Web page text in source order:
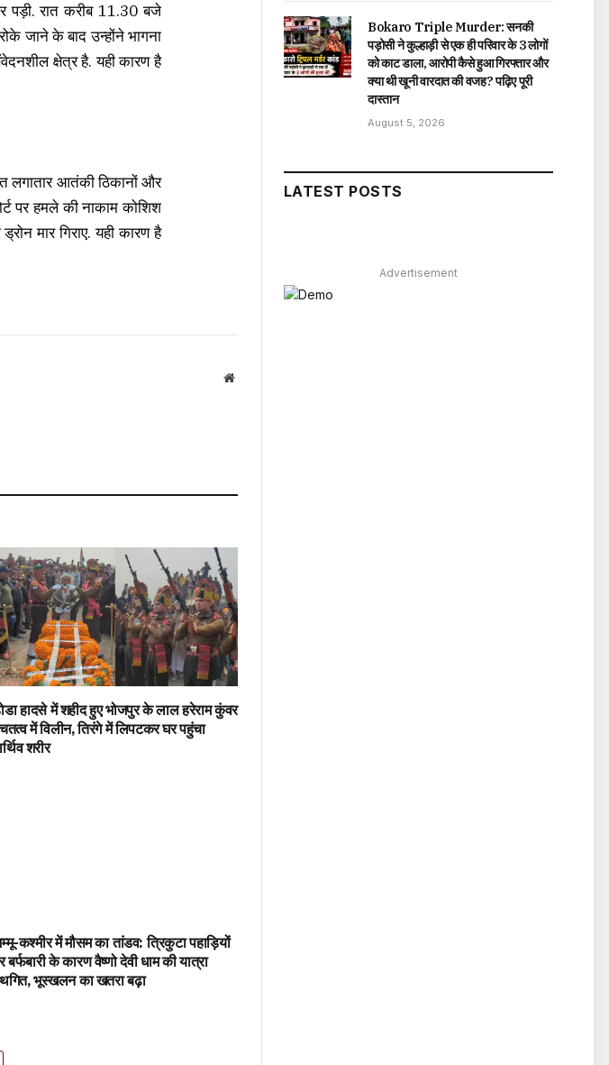
पड़ी. रात करीब 11.30 बजे
जाने के बाद उन्होंने भागना
क्षेत्र है. यही कारण है
लगातार आतंकी ठिकानों और
पर हमले की नाकाम कोशिश
मार गिराए. यही कारण है
Website
हादसे में शहीद हुए भोजपुर के लाल हरेराम कुंवर
में विलीन, तिरंगे में लिपटकर घर पहुंचा
शरीर
कश्मीर में मौसम का तांडव: त्रिकुटा पहाड़ियों
बर्फबारी के कारण वैष्णो देवी धाम की यात्रा
भूस्खलन का खतरा बढ़ा
Bokaro Triple Murder: सनकी
पड़ोसी ने कुल्हाड़ी से एक ही परिवार के 3 लोगों
को काट डाला, आरोपी कैसे हुआ गिरफ्तार और
क्या थी खूनी वारदात की वजह? पढ़िए पूरी
दास्तान
August 5, 2026
LATEST POSTS
Advertisement